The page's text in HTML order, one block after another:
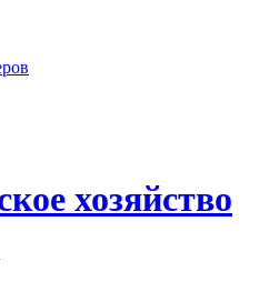
хозяйство